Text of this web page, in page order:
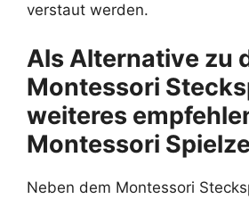
verstaut werden.
Als Alternative zu
Montessori
weiteres
Montessori
Neben dem Montessori